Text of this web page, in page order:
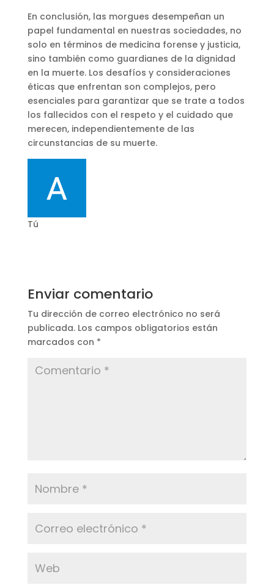
En conclusión, las morgues desempeñan un
papel fundamental en nuestras sociedades, no
solo en términos de medicina forense y justicia,
sino también como guardianes de la dignidad
en la muerte. Los desafíos y consideraciones
éticas que enfrentan son complejos, pero
esenciales para garantizar que se trate a todos
los fallecidos con el respeto y el cuidado que
merecen, independientemente de las
circunstancias de su muerte.
Tú
Enviar comentario
Tu dirección de correo electrónico no será
publicada. Los campos obligatorios están
marcados con *